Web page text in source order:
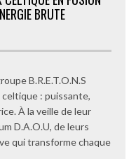
BRUTE
B.R.E.T.O.N.S
: puissante,
À la veille de leur
D.A.O.U, de leurs
qui transforme chaque